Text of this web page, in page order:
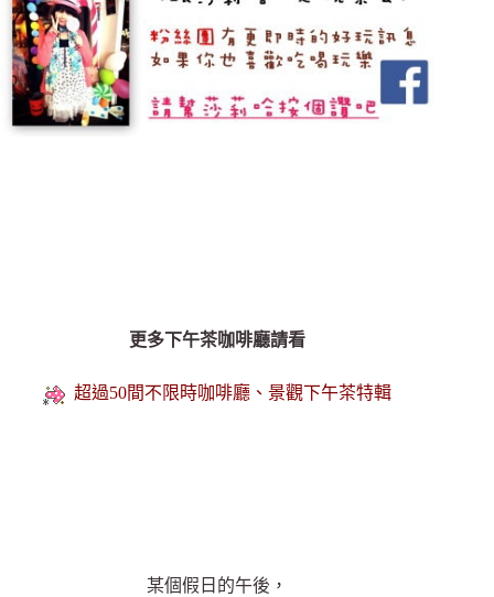
更多下午茶咖啡廳請看
超過50間不限時咖啡廳、景觀下午茶特輯
某個假日的午後，